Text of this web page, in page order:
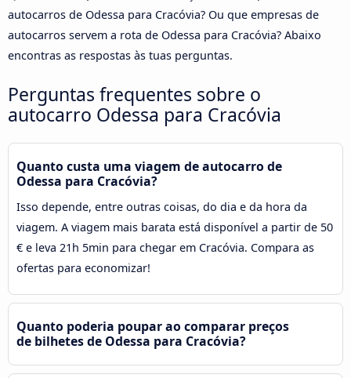
autocarros de Odessa para Cracóvia? Ou que empresas de
autocarros servem a rota de Odessa para Cracóvia? Abaixo
encontras as respostas às tuas perguntas.
Perguntas frequentes sobre o
autocarro Odessa para Cracóvia
Quanto custa uma viagem de autocarro de
Odessa para Cracóvia?
Isso depende, entre outras coisas, do dia e da hora da
viagem. A viagem mais barata está disponível a partir de 50
€ e leva 21h 5min para chegar em Cracóvia. Compara as
ofertas para economizar!
Quanto poderia poupar ao comparar preços
de bilhetes de Odessa para Cracóvia?